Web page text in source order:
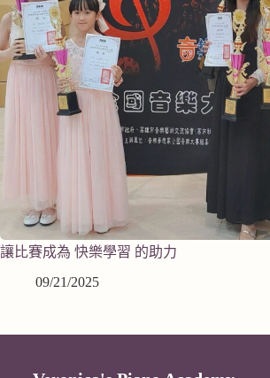
讓比賽成為 快樂學習 的助力
09/21/2025